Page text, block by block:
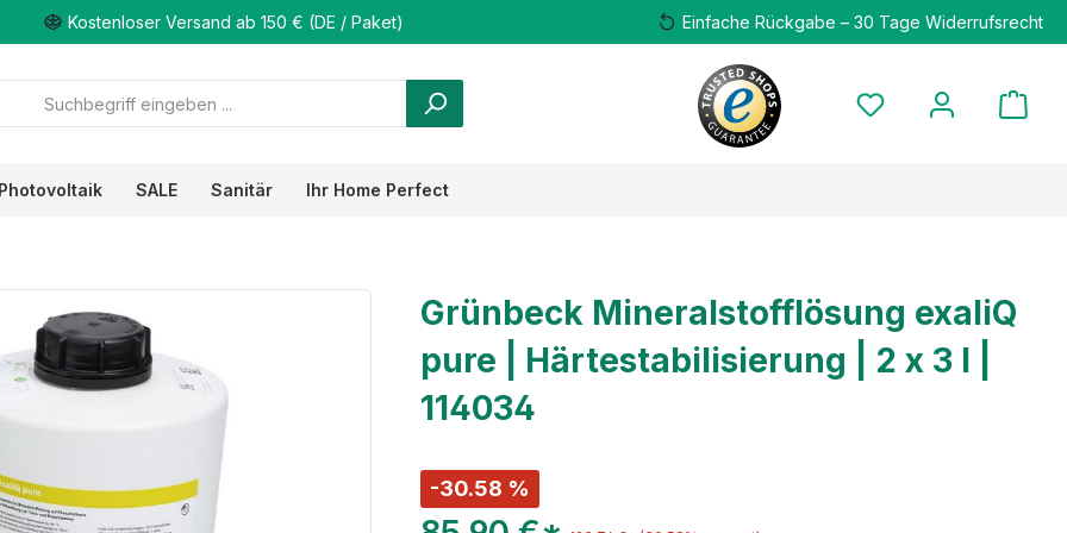
Kostenloser Versand ab 150 € (DE / Paket) Einfache Rückgabe – 30 Tage Widerrufsrecht
Photovoltaik SALE Sanitär Ihr Home Perfect
Grünbeck Mineralstofflösung exaliQ
pure | Härtestabilisierung | 2 x 3 l |
114034
-30.58 %